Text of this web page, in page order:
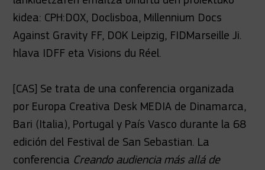
kidea: CPH:DOX, Doclisboa, Millennium Docs
Against Gravity FF, DOK Leipzig, FIDMarseille Ji.
hlava IDFF eta Visions du Réel.
[CAS] Se trata de una conferencia organizada
por Europa Creativa Desk MEDIA de Dinamarca,
Bari (Italia), Portugal y País Vasco durante la 68
edición del Festival de San Sebastian. La
conferencia Creando audiencia más allá de